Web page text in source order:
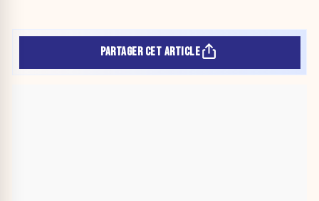
PARTAGER CET ARTICLE